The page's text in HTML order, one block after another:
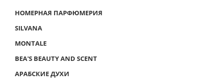
НОМЕРНАЯ ПАРФЮМЕРИЯ
SILVANA
MONTALE
BEA'S BEAUTY AND SCENT
АРАБСКИЕ ДУХИ